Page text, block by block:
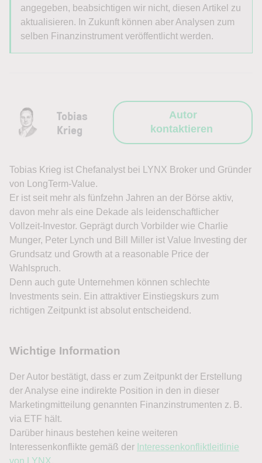
angegeben, beabsichtigen wir nicht, diesen Artikel zu
aktualisieren. In Zukunft können aber Analysen zum
selben Finanzinstrument veröffentlicht werden.
Tobias
Krieg
Autor
kontaktieren
Tobias Krieg ist Chefanalyst bei LYNX Broker und Gründer
von LongTerm-Value.
Er ist seit mehr als fünfzehn Jahren an der Börse aktiv,
davon mehr als eine Dekade als leidenschaftlicher
Vollzeit-Investor. Geprägt durch Vorbilder wie Charlie
Munger, Peter Lynch und Bill Miller ist Value Investing der
Grundsatz und Growth at a reasonable Price der
Wahlspruch.
Denn auch gute Unternehmen können schlechte
Investments sein. Ein attraktiver Einstiegskurs zum
richtigen Zeitpunkt ist absolut entscheidend.